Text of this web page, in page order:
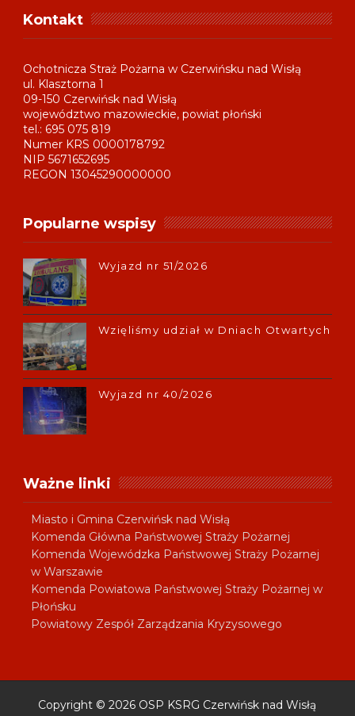
Kontakt
Ochotnicza Straż Pożarna w Czerwińsku nad Wisłą
ul. Klasztorna 1
09-150 Czerwińsk nad Wisłą
województwo mazowieckie, powiat płoński
tel.: 695 075 819
Numer KRS 0000178792
NIP 5671652695
REGON 13045290000000
Popularne wspisy
Wyjazd nr 51/2026
Wzięliśmy udział w Dniach Otwartych
Wyjazd nr 40/2026
Ważne linki
Miasto i Gmina Czerwińsk nad Wisłą
Komenda Główna Państwowej Straży Pożarnej
Komenda Wojewódzka Państwowej Straży Pożarnej
w Warszawie
Komenda Powiatowa Państwowej Straży Pożarnej w
Płońsku
Powiatowy Zespół Zarządzania Kryzysowego
Copyright ©2026 OSP KSRG Czerwińsk nad Wisłą